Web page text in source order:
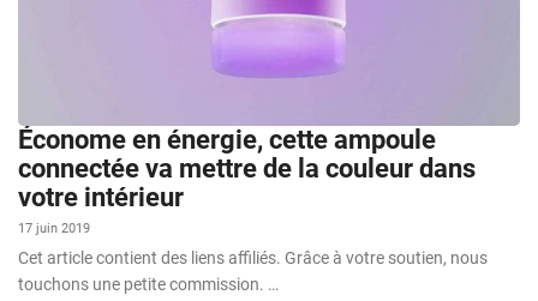
Économe en énergie, cette ampoule
connectée va mettre de la couleur dans
votre intérieur
17 juin 2019
Cet article contient des liens affiliés. Grâce à votre soutien, nous
touchons une petite commission. …